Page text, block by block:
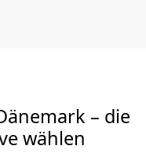
– die
wählen